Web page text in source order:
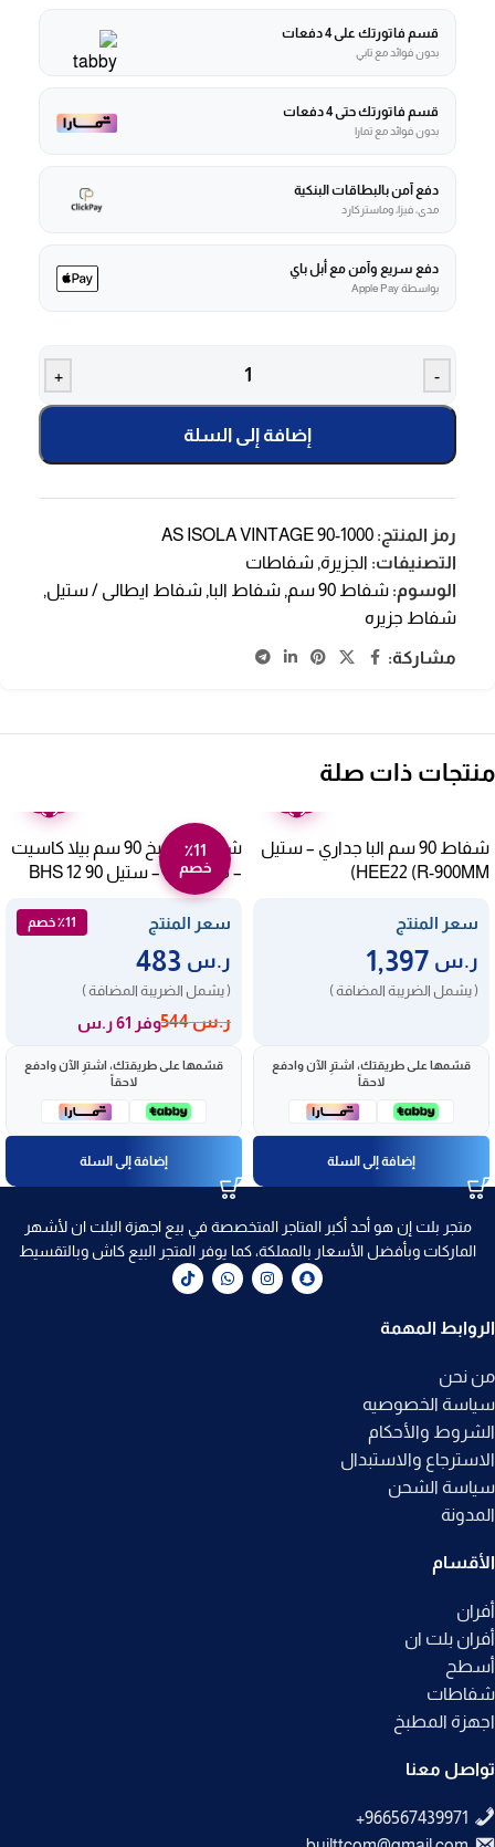
قسم فاتورتك على 4 دفعات
بدون فوائد مع تابي
قسم فاتورتك حتى 4 دفعات
بدون فوائد مع تمارا
دفع آمن بالبطاقات البنكية
مدى، فيزا، وماستركارد
دفع سريع وآمن مع أبل باي
بواسطة Apple Pay
-
+
إضافة إلى السلة
رمز المنتج: AS ISOLA VINTAGE 90-1000
التصنيفات: الجزيرة, شفاطات
الوسوم: شفاط 90 سم , شفاط البا, شفاط ايطالى / ستيل,
شفاط جزيره
مشاركة:
منتجات ذات صلة
شفاط 90 سم البا جداري – ستيل
HEE22 (R-900MM)
سعر المنتج
ر.س
( يشمل الضريبة المضافة )
قسّمها على طريقتك، اشترِ الآن وادفع
لاحقاً
إضافة إلى السلة
٪11
خصم
شفاط مطبخ 90 سم بيلا كاسيت
– 3 سرعات – ستيل BHS 12 90
سعر المنتج ٪11 خصم
ر.س
( يشمل الضريبة المضافة )
ر.س544 وفر 61 ر.س
قسّمها على طريقتك، اشترِ الآن وادفع
لاحقاً
إضافة إلى السلة
متجر بلت إن هو أحد أكبر المتاجر المتخصصة في بيع اجهزة البلت ان لأشهر
الماركات وبأفضل الأسعار بالمملكة، كما يوفر المتجر البيع كاش وبالتقسيط
الروابط المهمة
من نحن
سياسة الخصوصيه
الشروط والأحكام
الاسترجاع والاستبدال
سياسة الشحن
المدونة
الأقسام
أفران
أفران بلت ان
أسطح
شفاطات
اجهزة المطبخ
تواصل معنا